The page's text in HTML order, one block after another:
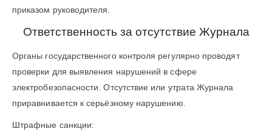
приказом руководителя.
Ответственность за отсутствие Журнала
Органы государственного контроля регулярно проводят
проверки для выявления нарушений в сфере
электробезопасности. Отсутствие или утрата Журнала
приравнивается к серьёзному нарушению.
Штрафные санкции: